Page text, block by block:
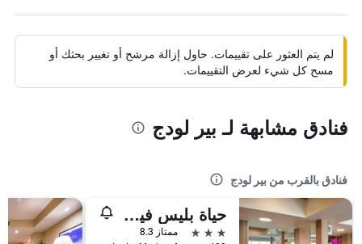
لم يتم العثور على تقييمات. حاول إزالة مرشح أو تغيير بحثك أو
مسح كل شيء لعرض التقييمات.
فنادق مشابهة لـ بير لودج
فنادق بالقرب من بير لودج
حياة بليس فيربانكس
3 نجوم
ممتاز 8.3